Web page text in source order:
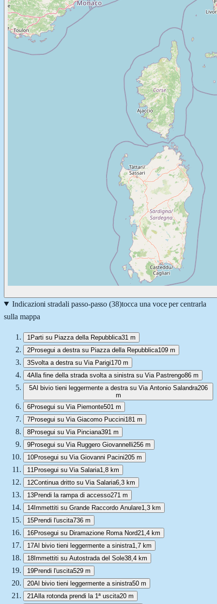
Indicazioni stradali passo-passo (38)tocca una voce per centrarla
sulla mappa
1 Parti su Piazza della Repubblica31 m
2Prosegui a destra su Piazza della Repubblica109 m
3Svolta a destra su Via Parigi170 m
4Alla fine della strada svolta a sinistra su Via Pastrengo86 m
5Al bivio tieni leggermente a destra su Via Antonio Salandra206
m
6Prosegui su Via Piemonte501 m
7Prosegui su Via Giacomo Puccini181 m
8Prosegui su Via Pinciana391 m
9Prosegui su Via Ruggero Giovannelli256 m
10Prosegui su Via Giovanni Pacini205 m
11 Prosegui su Via Salaria1,8 km
12Continua dritto su Via Salaria6,3 km
13Prendi la rampa di accesso271 m
14Immettiti su Grande Raccordo Anulare1,3 km
15Prendi l'uscita736 m
16Prosegui su Diramazione Roma Nord21,4 km
17Al bivio tieni leggermente a sinistra1,7 km
18Immettiti su Autostrada del Sole38,4 km
19Prendi l'uscita529 m
20Al bivio tieni leggermente a sinistra50 m
21Alla rotonda prendi la 1ª uscita20 m